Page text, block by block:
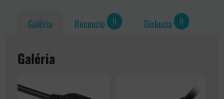
Galéria Recenzie 0 Diskusia 0
Galéria